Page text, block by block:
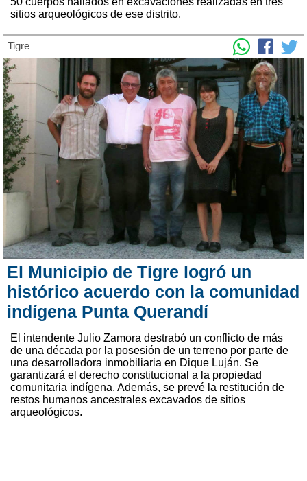
sitios arqueológicos de ese distrito.
Tigre
El Municipio de Tigre logró un
histórico acuerdo con la comunidad
indígena Punta Querandí
El intendente Julio Zamora destrabó un conflicto de más
de una década por la posesión de un terreno por parte de
una desarrolladora inmobiliaria en Dique Luján. Se
garantizará el derecho constitucional a la propiedad
comunitaria indígena. Además, se prevé la restitución de
restos humanos ancestrales excavados de sitios
arqueológicos.